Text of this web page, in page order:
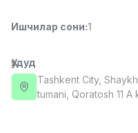
Фаст фуд Ошпази
LES AILES
Full time job
Ish joyidan
Ишчилар сони:1
Ҳудуд
Tashkent City,
tumani, Qoratosh 11 A